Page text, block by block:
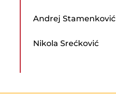
Andrej Stamenković
Nikola Srećković